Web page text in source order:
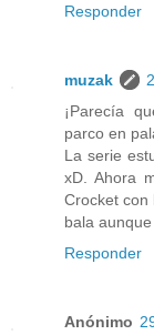
Responder
muzak
¡Parecía
parco en
La serie
xD. Ahora
Crocket con
bala
Responder
Anónimo